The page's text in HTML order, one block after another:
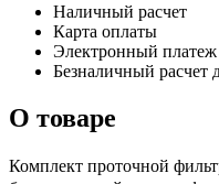
Наличный расчет
Карта оплаты
Электронный платеж
Безналичный расчет
О товаре
Комплект проточной